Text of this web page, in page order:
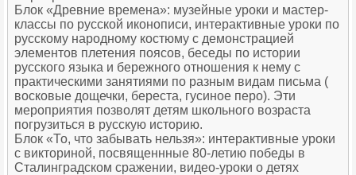
Блок «Древние времена»: музейные уроки и мастер-
классы по русской иконописи, интерактивные уроки по
русскому народному костюму с демонстрацией
элементов плетения поясов, беседы по истории
русского языка и бережного отношения к нему с
практическими занятиями по разным видам письма (
восковые дощечки, береста, гусиное перо). Эти
мероприятия позволят детям школьного возраста
погрузиться в русскую историю.
Блок «То, что забывать нельзя»: интерактивные уроки
с викториной, посвященнные 80-летию победы в
Сталинградском сражении, видео-уроки о детях